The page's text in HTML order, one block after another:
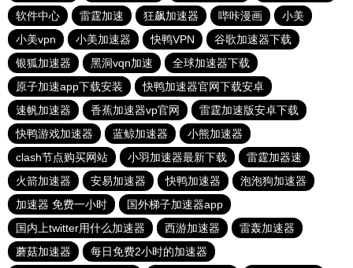
软件中心
雷霆加速 狂飙加速器 哔咔漫画
小美
小美vpn
小美加速器 快鸭VPN
谷歌加速器下载
银狐加速器
黑洞vqn加速
全球加速器下载
原子加速app下载安装
快鸭加速器官网下载安卓
速帆加速器
香蕉加速器vp官网
雷霆加速版安卓下载
快鸭游戏加速器
蓝鲸加速器
小熊加速器
clash节点购买网站
小羽加速器最新下载
雷霆加器速
火箭加速器
安易加速器 快鸭加速器
泡泡狗加速器
加速器 免费一小时
国外梯子加速器app
国内上twitter用什么加速器
西游加速器
雷轰加速器
蘑菇加速器
每日免费2小时的加速器